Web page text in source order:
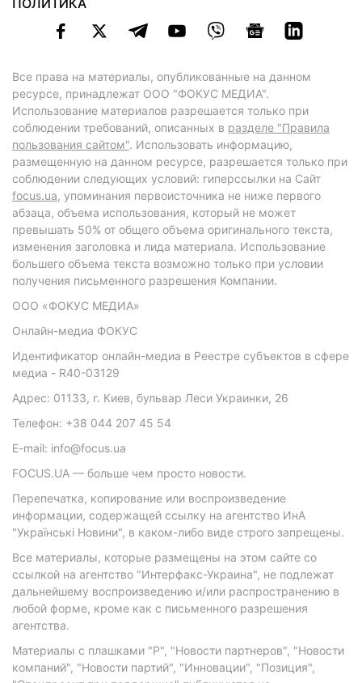
ПОЛИТИКА
Все права на материалы, опубликованные на данном
ресурсе, принадлежат ООО "ФОКУС МЕДИА".
Использование материалов разрешается только при
соблюдении требований, описанных в разделе "Правила
пользования сайтом". Использовать информацию,
размещенную на данном ресурсе, разрешается только при
соблюдении следующих условий: гиперссылки на Сайт
focus.ua, упоминания первоисточника не ниже первого
абзаца, объема использования, который не может
превышать 50% от общего объема оригинального текста,
изменения заголовка и лида материала. Использование
большего объема текста возможно только при условии
получения письменного разрешения Компании.
ООО «ФОКУС МЕДИА»
Онлайн-медиа ФОКУС
Идентификатор онлайн-медиа в Реестре субъектов в сфере
медиа - R40-03129
Адрес: 01133, г. Киев, бульвар Леси Украинки, 26
Телефон: +38 044 207 45 54
E-mail: info@focus.ua
FOCUS.UA — больше чем просто новости.
Перепечатка, копирование или воспроизведение
информации, содержащей ссылку на агентство ИнА
"Українські Новини", в каком-либо виде строго запрещены.
Все материалы, которые размещены на этом сайте со
ссылкой на агентство "Интерфакс-Украина", не подлежат
дальнейшему воспроизведению и/или распространению в
любой форме, кроме как с письменного разрешения
агентства.
Материалы с плашками "Р", "Новости партнеров", "Новости
компаний", "Новости партий", "Инновации", "Позиция",